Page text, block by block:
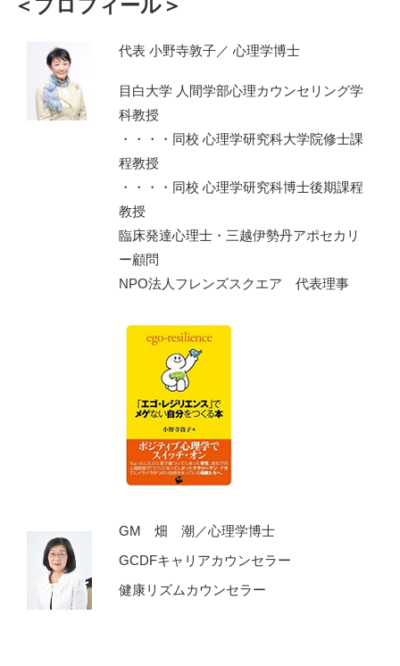
＜プロフィール＞
代表 小野寺敦子／ 心理学博士
目白大学 人間学部心理カウンセリング学
科教授
・・・・同校 心理学研究科大学院修士課
程教授
・・・・同校 心理学研究科博士後期課程
教授
臨床発達心理士・三越伊勢丹アポセカリ
ー顧問
NPO法人フレンズスクエア 代表理事
GM 畑 潮／心理学博士
GCDFキャリアカウンセラー
健康リズムカウンセラー